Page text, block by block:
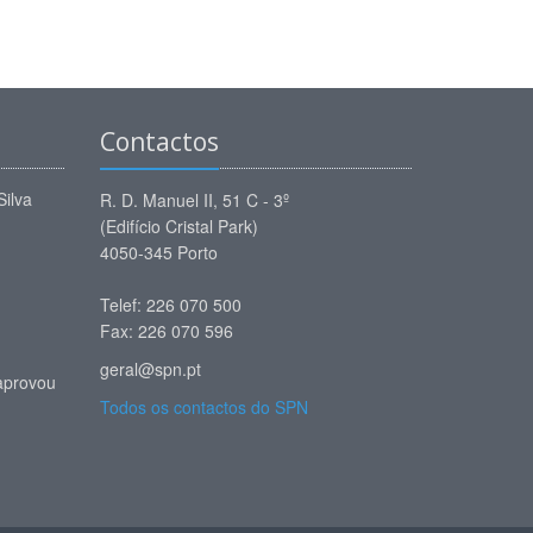
Contactos
R. D. Manuel II, 51 C - 3º
(Edifício Cristal Park)
4050-345 Porto
Telef: 226 070 500
Fax: 226 070 596
geral@spn.pt
Todos os contactos do SPN